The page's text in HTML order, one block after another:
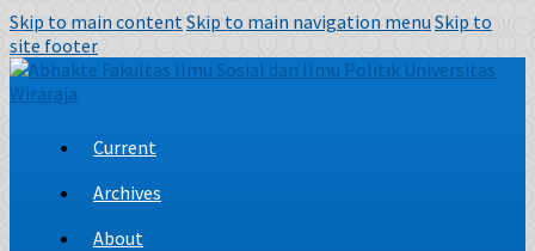
Skip to main contentSkip to main navigation menuSkip to
site footer
Current
Archives
About